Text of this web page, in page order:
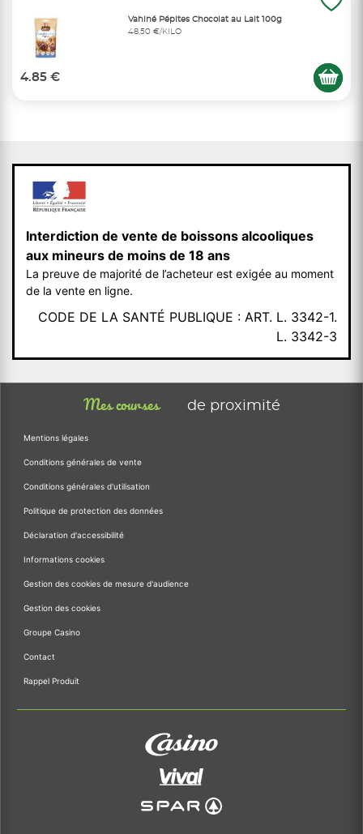
Vahiné Pépites Chocolat au Lait 100g
48,50 €/KILO
4.85 €
Interdiction de vente de boissons alcooliques
aux mineurs de moins de 18 ans
La preuve de majorité de l’acheteur est exigée au moment
de la vente en ligne.
CODE DE LA SANTÉ PUBLIQUE : ART. L. 3342-1.
L. 3342-3
Mes courses de proximité
Mentions légales
Conditions générales de vente
Conditions générales d'utilisation
Politique de protection des données
Déclaration d'accessibilité
Informations cookies
Gestion des cookies de mesure d'audience
Gestion des cookies
Groupe Casino
Contact
Rappel Produit